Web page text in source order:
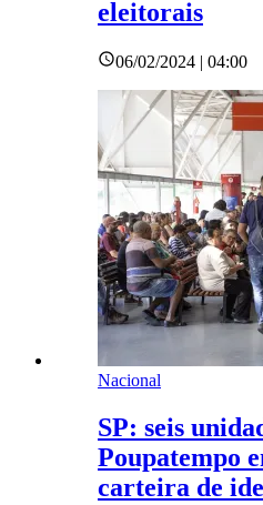
eleitorais
06/02/2024 | 04:00
Nacional
SP: seis
Poupatempo
carteira de